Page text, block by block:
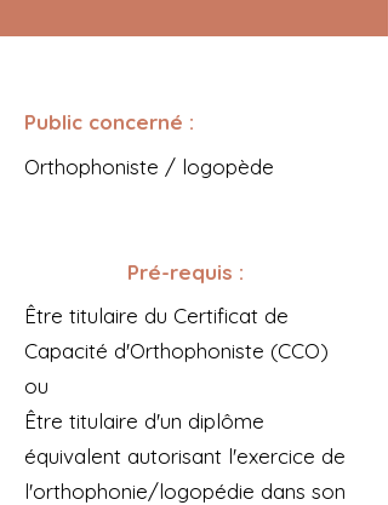
Public concerné :
Orthophoniste / logopède​
Pré-requis :
Être titulaire du Certificat de
Capacité d'Orthophoniste (CCO)
ou
Être titulaire d'un diplôme
équivalent autorisant l'exercice de
l'orthophonie/logopédie dans son